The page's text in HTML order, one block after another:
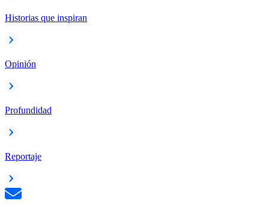
Historias que inspiran
Opinión
Profundidad
Reportaje